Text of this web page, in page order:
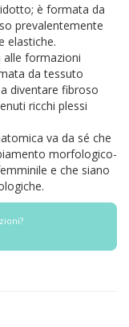
è formata da
prevalentemente
elastiche.
alle formazioni
da tessuto
diventare fibroso
ricchi plessi
va da sé che
morfologico-
e che siano